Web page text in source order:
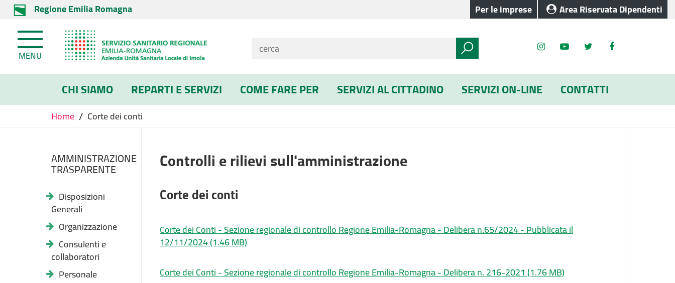
Regione Emilia Romagna Per le imprese Area Riservata Dipendenti
MENU
CHI SIAMO REPARTI E SERVIZI COME FARE PER SERVIZI AL CITTADINO SERVIZI ON-LINE CONTATTI
Home / Corte dei conti
AMMINISTRAZIONE
TRASPARENTE
Disposizioni
Generali
Organizzazione
Consulenti e
collaboratori
Personale
Controlli e rilievi sull'amministrazione
Corte dei conti
Corte dei Conti - Sezione regionale di controllo Regione Emilia-Romagna - Delibera n.65/2024 - Pubblicata il
12/11/2024(1.46 MB)
Corte dei Conti - Sezione regionale di controllo Regione Emilia-Romagna - Delibera n. 216-2021(1.76 MB)